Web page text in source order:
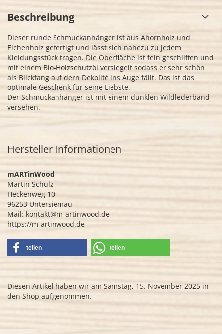
Beschreibung
Dieser runde Schmuckanhänger ist aus Ahornholz und
Eichenholz gefertigt und lässt sich nahezu zu jedem
Kleidungsstück tragen. Die Oberfläche ist fein geschliffen und
mit einem Bio-Holzschutzöl versiegelt sodass er sehr schön
als Blickfang auf dern Dekolltè ins Auge fällt. Das ist das
optimale Geschenk für seine Liebste.
Der Schmuckanhänger ist mit einem dunklen Wildlederband
versehen.
Hersteller Informationen
mARTinWood
Martin Schulz
Heckenweg 10
96253 Untersiemau
Mail: kontakt@m-artinwood.de
https://m-artinwood.de
teilen teilen
Diesen Artikel haben wir am Samstag, 15. November 2025 in
den Shop aufgenommen.